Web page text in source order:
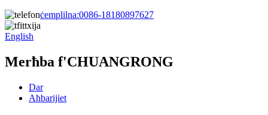
ċemplilna:0086-18180897627
English
Merħba f'CHUANGRONG
Dar
Aħbarijiet